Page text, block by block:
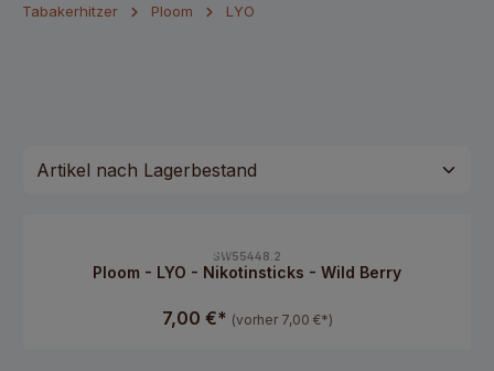
Tabakerhitzer
Ploom LYO
CLP-Hinweise beachten!SW55448.2
Ploom - LYO - Nikotinsticks - Wild Berry
7,00 €* (vorher 7,00 €*)